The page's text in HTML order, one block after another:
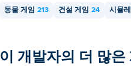
동물 게임 213 건설 게임 24 시뮬
이 개발자의 더 많은